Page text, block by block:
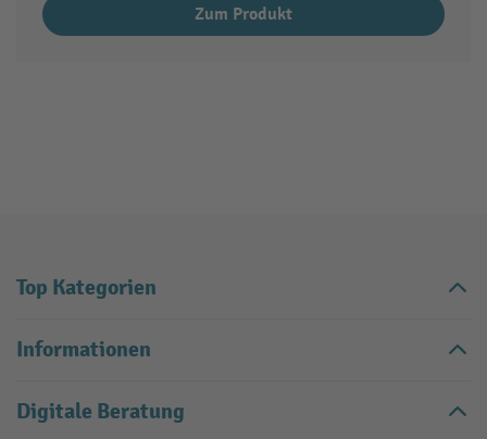
Zum Produkt
Top Kategorien
Informationen
Digitale Beratung